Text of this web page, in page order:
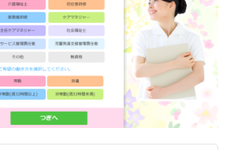
い会社
ランキング
検索